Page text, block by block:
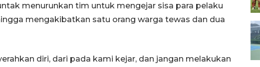
menurunkan tim untuk mengejar sisa para pelaku
mengakibatkan satu orang warga tewas dan dua
diri, dari pada kami kejar, dan jangan melakukan